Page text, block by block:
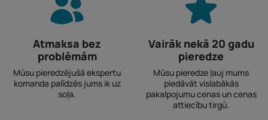
Atmaksa bez
problēmām
Mūsu pieredzējušā ekspertu
komanda palīdzēs jums ik uz
soļa.
Vairāk nekā 20 gadu
pieredze
Mūsu pieredze ļauj mums
piedāvāt vislabākās
pakalpojumu cenas un cenas
attiecību tirgū.